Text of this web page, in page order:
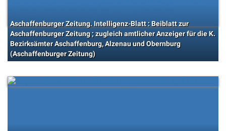
Aschaffenburger Zeitung. Intelligenz-Blatt : Beiblatt zur
Aschaffenburger Zeitung ; zugleich amtlicher Anzeiger für die K.
Bezirksämter Aschaffenburg, Alzenau und Obernburg
(Aschaffenburger Zeitung)